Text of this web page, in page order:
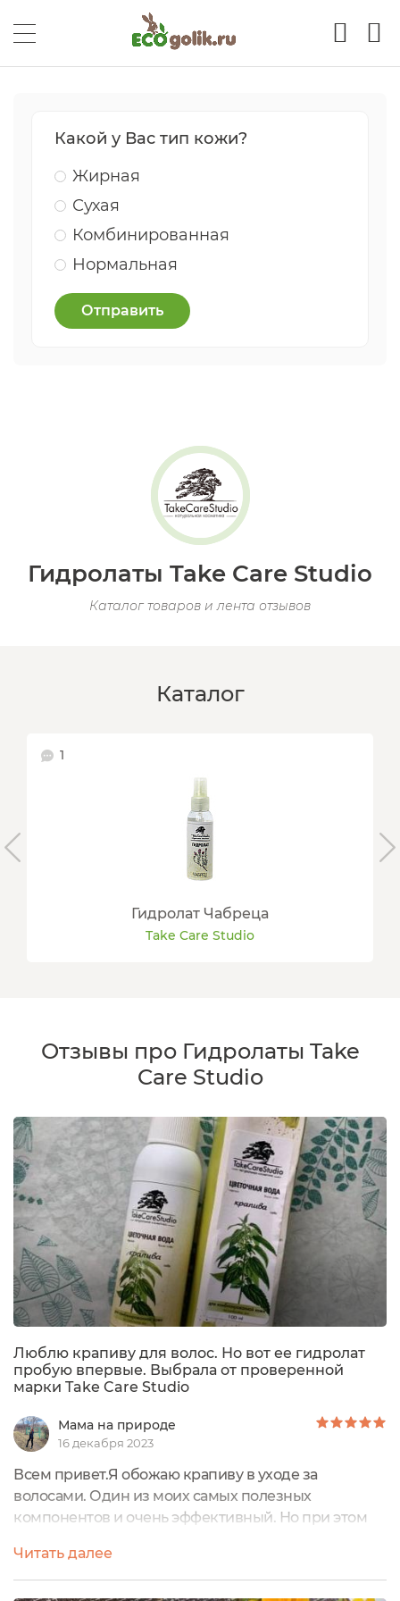
Какой у Вас тип кожи?
Жирная
Сухая
Комбинированная
Нормальная
Отправить
Гидролаты Take Care Studio
Каталог товаров и лента отзывов
Каталог
1
Гидролат Чабреца
Take Care Studio
Отзывы про Гидролаты Take
Care Studio
Люблю крапиву для волос. Но вот ее гидролат
пробую впервые. Выбрала от проверенной
марки Take Care Studio
Мама на природе
16 декабря 2023
Всем привет.Я обожаю крапиву в уходе за
волосами. Один из моих самых полезных
компонентов и очень эффективный. Но при этом
пробовала. Но тут искала средство для укрепления
корней в виде несмываемого тоника. Чтобы не
Читать далее